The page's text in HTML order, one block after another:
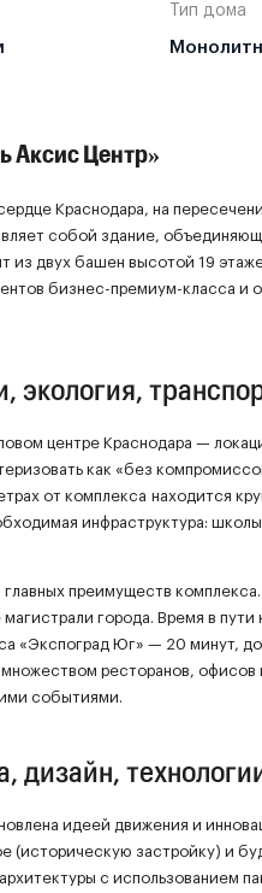
Тип дома
Aксис Центр»
Краснодара, на
собой здание,
из двух башен высотой 19
бизнес-премиум-класса
экология,
центре Краснодара —
как «без
от комплекса находится
инфраструктура:
преимуществ
города. Время в
«Экспоград Юг» — 20 минут,
ресторанов, офисов
событиями.
дизайн,
идеей движения и
(историческую застройку) и
с использованием